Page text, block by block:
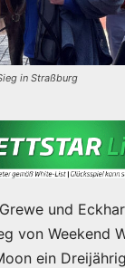
in Straßburg
und
von Weekend
ein